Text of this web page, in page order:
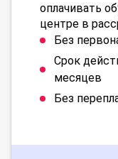
оплачивать
центре в
Без
Срок
месяцев
Без